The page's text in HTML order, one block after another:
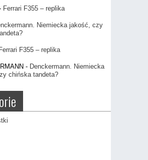
Ferrari F355 – replika
Niemiecka jakość, czy
Ferrari F355 – replika
- Denckermann. Niemiecka
chińska tandeta?